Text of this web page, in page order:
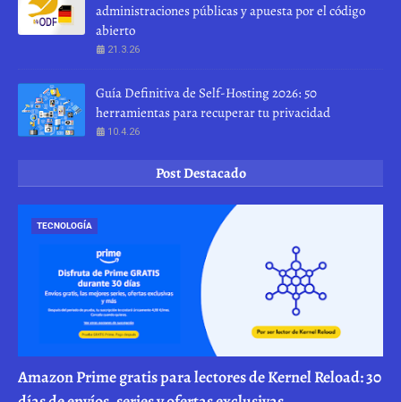
administraciones públicas y apuesta por el código
abierto
21.3.26
Guía Definitiva de Self-Hosting 2026: 50
herramientas para recuperar tu privacidad
10.4.26
Post Destacado
TECNOLOGÍA
Amazon Prime gratis para lectores de Kernel Reload: 30